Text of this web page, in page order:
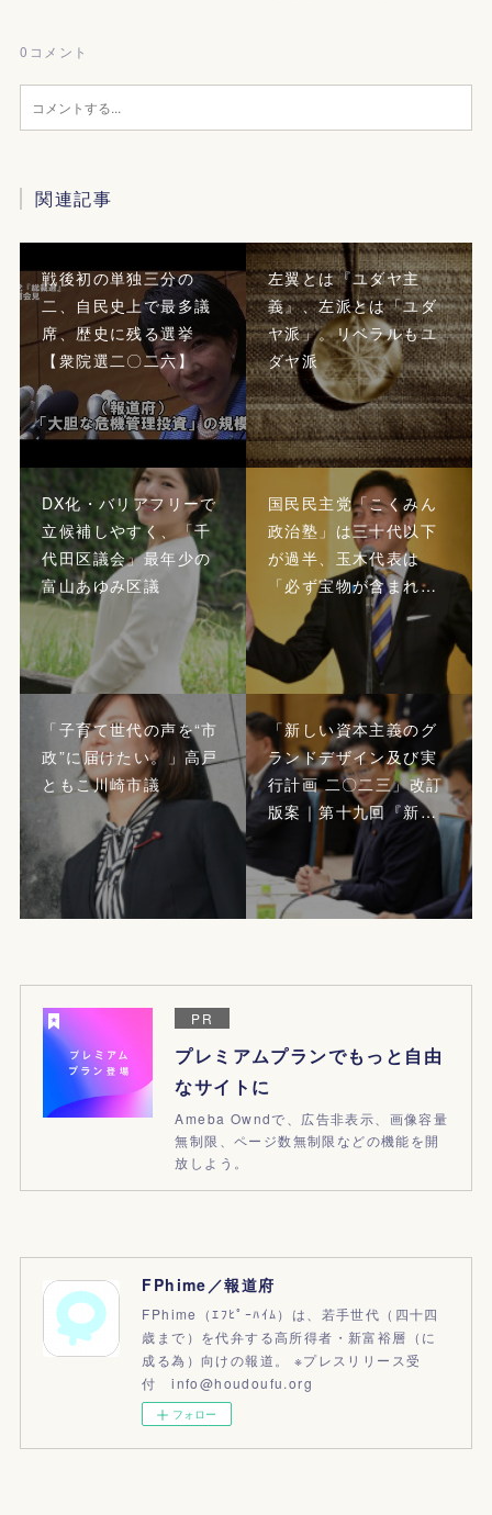
0 コメント
関連記事
戦後初の単独三分の
二、自民史上で最多議
席、歴史に残る選挙
【衆院選二〇二六】
左翼とは『ユダヤ主
義』、左派とは「ユダ
ヤ派」。リベラルもユ
ダヤ派
DX化・バリアフリーで
立候補しやすく、「千
代田区議会」最年少の
富山あゆみ区議
国民民主党「こくみん
政治塾」は三十代以下
が過半、玉木代表は
「必ず宝物が含まれ…
「子育て世代の声を“市
政”に届けたい。」高戸
ともこ川崎市議
「新しい資本主義のグ
ランドデザイン及び実
行計画 二〇二三」改訂
版案｜第十九回『新…
PR
プレミアムプランでもっと自由
なサイトに
Ameba Owndで、広告非表示、画像容量
無制限、ページ数無制限などの機能を開
放しよう。
FPhime／報道府
FPhime（ｴﾌﾋﾟｰﾊｲﾑ）は、若手世代（四十四
歳まで）を代弁する高所得者・新富裕層（に
成る為）向けの報道。 ※プレスリリース受
付 info@houdoufu.org
フォロー